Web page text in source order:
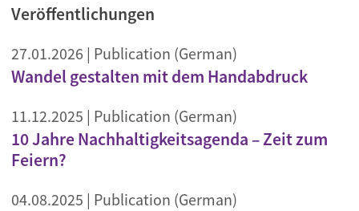
Veröffentlichungen
27.01.2026 | Publication (German)
Wandel gestalten mit dem Handabdruck
11.12.2025 | Publication (German)
10 Jahre Nachhaltigkeitsagenda – Zeit zum
Feiern?
04.08.2025 | Publication (German)